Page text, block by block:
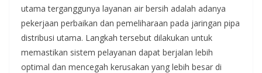
utama terganggunya layanan air bersih adalah adanya
pekerjaan perbaikan dan pemeliharaan pada jaringan pipa
distribusi utama. Langkah tersebut dilakukan untuk
memastikan sistem pelayanan dapat berjalan lebih
optimal dan mencegah kerusakan yang lebih besar di